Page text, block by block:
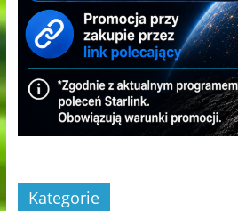
Kategorie